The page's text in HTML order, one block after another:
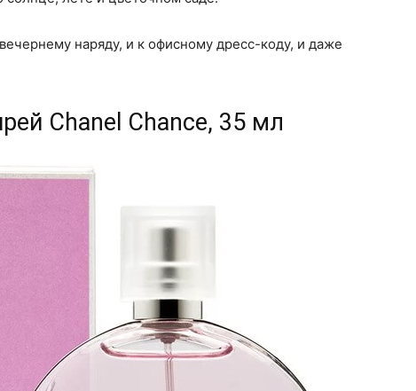
наряду, и к офисному дресс-коду, и даже
Chanel Chance, 35 мл